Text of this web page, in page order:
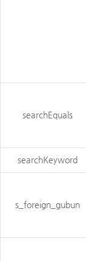
searchEquals
searchKeyword
s_foreign_gubun